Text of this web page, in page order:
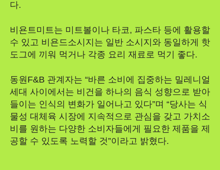
다.
비욘트미트는 미트볼이나 타코, 파스타 등에 활용할
수 있고 비욘드소시지는 일반 소시지와 동일하게 핫
도그에 끼워 먹거나 각종 요리 재료로 먹기 좋다.
동원F&B 관계자는 “바른 소비에 집중하는 밀레니얼
세대 사이에서는 비건을 하나의 음식 성향으로 받아
들이는 인식의 변화가 일어나고 있다”며 “당사는 식
물성 대체육 시장에 지속적으로 관심을 갖고 가치소
비를 원하는 다양한 소비자들에게 필요한 제품을 제
공할 수 있도록 노력할 것”이라고 밝혔다.